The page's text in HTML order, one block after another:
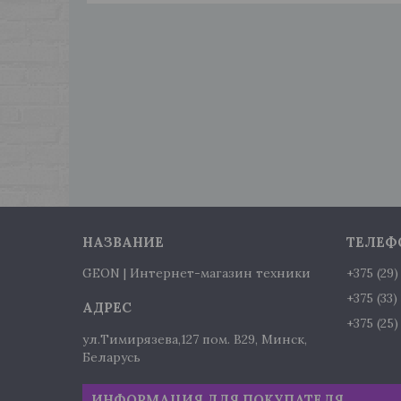
GEON | Интернет-магазин техники
ул.Тимирязева,127 пом. В29, Минск,
Беларусь
+375
+375
+375